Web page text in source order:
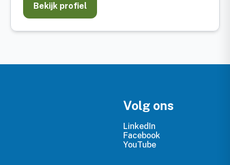
Bekijk profiel
Volg ons
LinkedIn
Facebook
YouTube